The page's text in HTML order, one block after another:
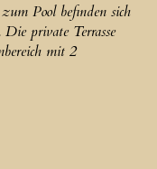
Pool befinden sich
Die private Terrasse
mit 2